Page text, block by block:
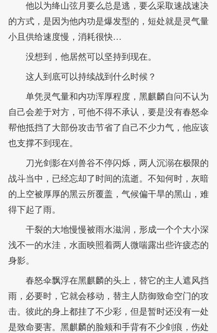
他以为绛山弦月要么总是逃，要么采取速战速决
的方式，是因为他内功是爆发型的，短处就是灵气量
小且供给速度慢，消耗很快…
没想到，他居然可以坚持到现在。
这人到底可以持续战到什么时候？
单凭灵气量和内功浑厚程度，黑麒麟自问不认为
自己会差于对方，可他不得不承认，要是没有春怒伞
帮他抵挡了大部份攻击节省了自己不少力气，他应该
也支撑不到现在。
刀光剑影在刈兽谷不停闪烁，两人沉溺在极限的
战斗当中，已经忘却了时间的流逝。不知何时，灰暗
的上空被厚厚的黑云所覆盖，气候偏干旱的黑山，难
得下起了雨。
干裂的大地慢慢被雨水滋润，形成一个个大小深
浅不一的水洼，水面映照着两人微喘露出些许疲态的
身影。
春怒伞飘浮在黑麒麟的头上，替它的主人遮风挡
雨，必要时，它就会移动，替主人防御致命空门的攻
击。彼此的身上都挂了不少彩，但是暂时还没有一处
是致命要害。黑麒麟的脸颊和手背有不少剑痕，伤处